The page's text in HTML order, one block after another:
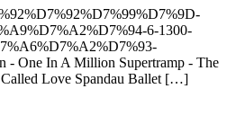
6-1300-
One In A Million Supertramp - The
Love Spandau Ballet […]